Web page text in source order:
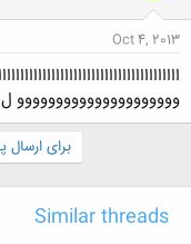
Oct 4, 2013
برای
Similar threads